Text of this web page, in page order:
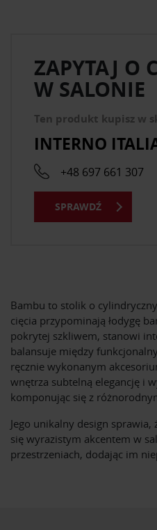
Bambu to stolik o
cięcia przypominają łodygę
pokrytej szkliwem, stanowi
balansuje między
ręcznie wykonanym
wnętrza subtelną elegancję i
komponując się z
Jego unikalny design
się wyrazistym akcentem w
przestrzeniach, dodając im
ZAPYTAJ O
W SALONIE
Ten produkt kupisz w
INTERNO
+48 697 661 307
SPRAWDŹ